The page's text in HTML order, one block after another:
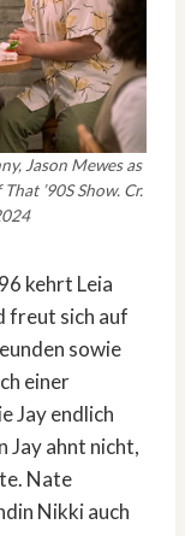
Jason Mewes as
’90S Show. Cr.
kehrt Leia
freut sich auf
sowie
einer
Jay endlich
Jay ahnt nicht,
Nate
Nikki auch